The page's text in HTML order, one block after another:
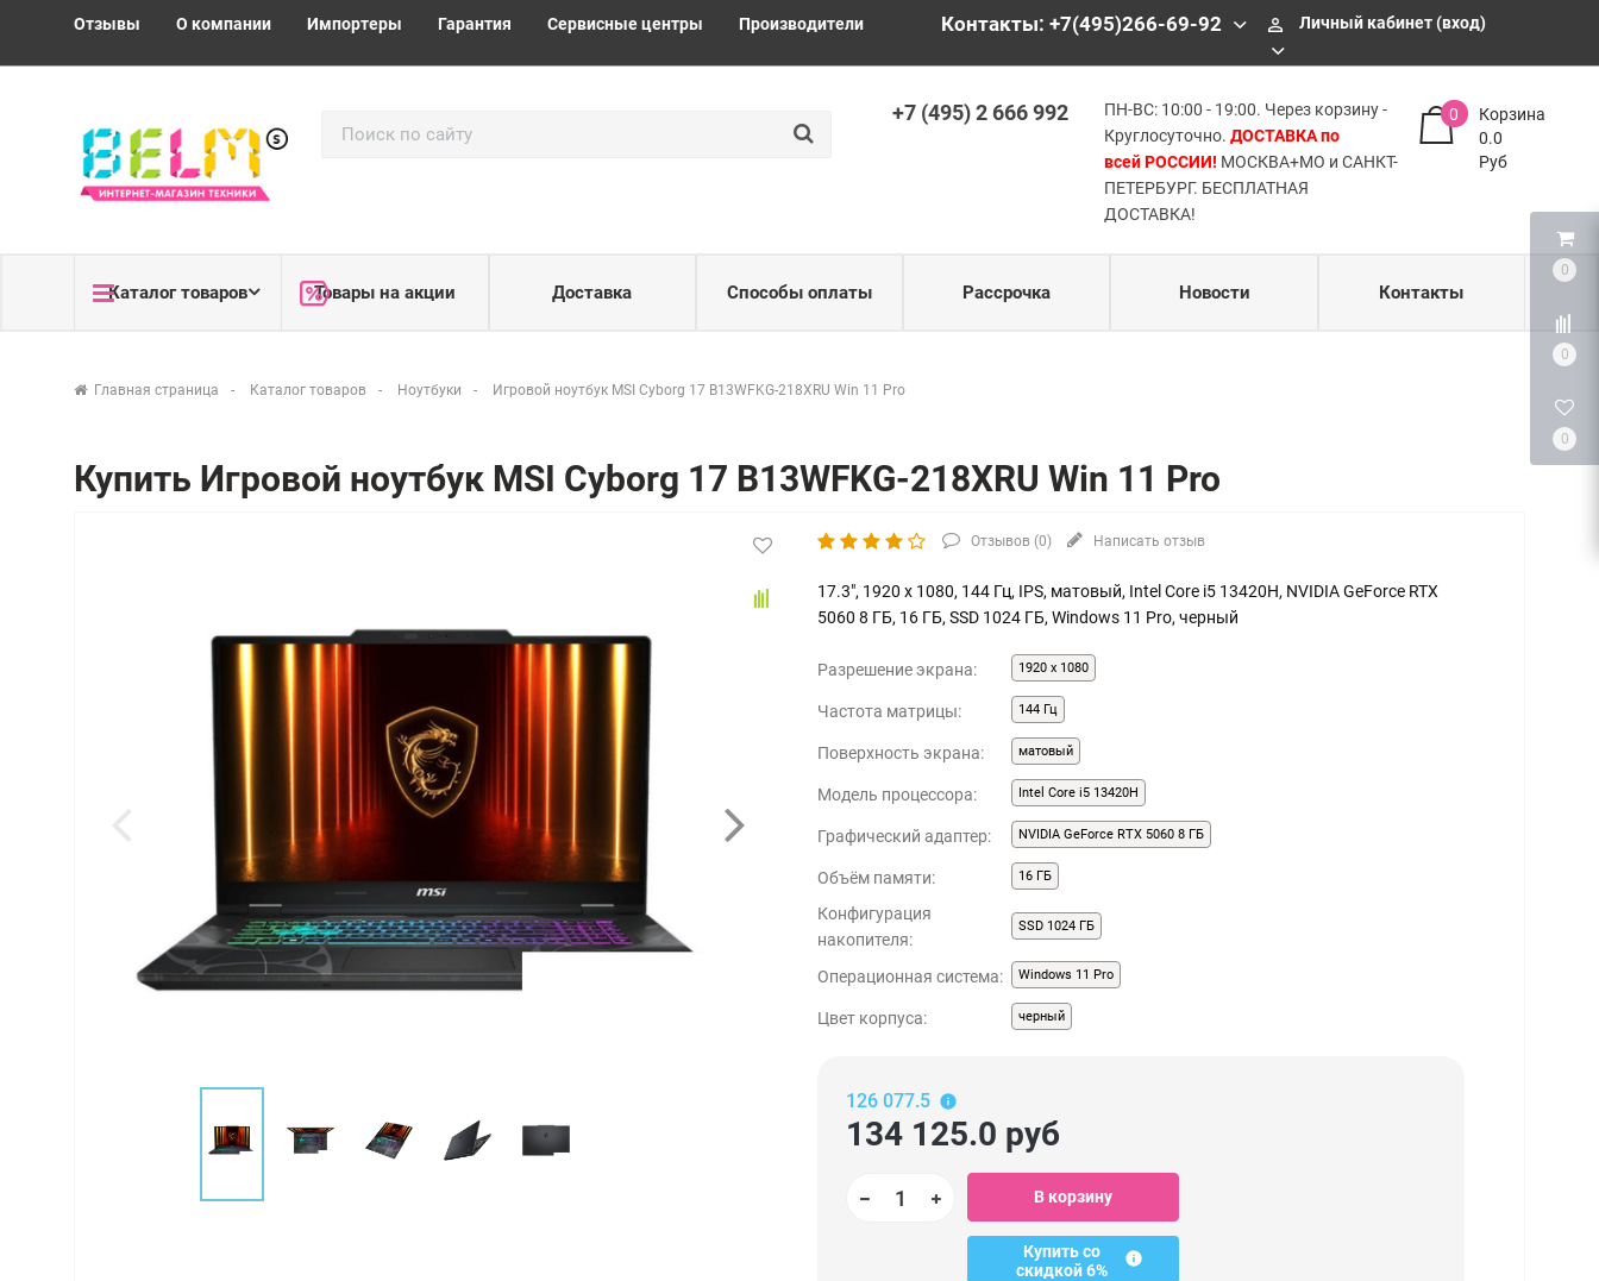
0
0
0
Отзывы О компании Импортеры Гарантия Сервисные центры Производители Контакты: +7(495)266-69-92 perm_identity Личный кабинет (вход)
+7 (495) 2 666 992
ПН-ВС: 10:00 - 19:00. Через корзину -
Круглосуточно.ДОСТАВКА по
всей РОССИИ! МОСКВА+МО и САНКТ-
ПЕТЕРБУРГ. БЕСПЛАТНАЯ
ДОСТАВКА!
Корзина
0
0.0
Руб
Каталог товаров Товары на акции Доставка Способы оплаты Рассрочка Новости Контакты
Главная страница Каталог товаров Ноутбуки Игровой ноутбук MSI Cyborg 17 B13WFKG-218XRU Win 11 Pro
Купить Игровой ноутбук MSI Cyborg 17 B13WFKG-218XRU Win 11 Pro
Отзывов (0) Написать отзыв
17.3", 1920 x 1080, 144 Гц, IPS, матовый, Intel Core i5 13420H, NVIDIA GeForce RTX
5060 8 ГБ, 16 ГБ, SSD 1024 ГБ, Windows 11 Pro, черный
Разрешение экрана: 1920 x 1080
Частота матрицы: 144 Гц
Поверхность экрана: матовый
Модель процессора: Intel Core i5 13420H
Графический адаптер: NVIDIA GeForce RTX 5060 8 ГБ
Объём памяти: 16 ГБ
Конфигурация
накопителя:
SSD 1024 ГБ
Операционная система: Windows 11 Pro
Цвет корпуса: черный
126 077.5
134 125.0 руб
В корзину
Купить со
скидкой 6%